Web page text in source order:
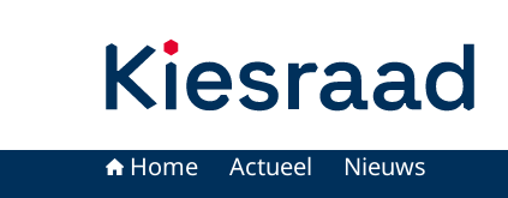
Home Actueel Nieuws